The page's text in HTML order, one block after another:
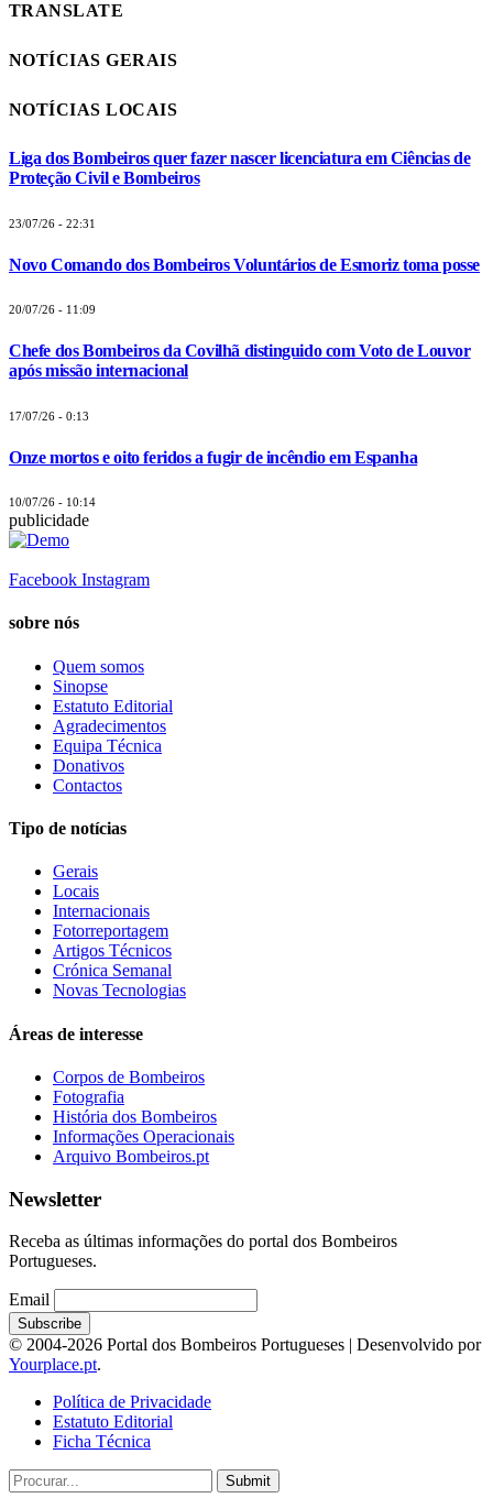
TRANSLATE
NOTÍCIAS GERAIS
NOTÍCIAS LOCAIS
Liga dos Bombeiros quer fazer nascer licenciatura em Ciências de
Proteção Civil e Bombeiros
23/07/26 - 22:31
Novo Comando dos Bombeiros Voluntários de Esmoriz toma posse
20/07/26 - 11:09
Chefe dos Bombeiros da Covilhã distinguido com Voto de Louvor
após missão internacional
17/07/26 - 0:13
Onze mortos e oito feridos a fugir de incêndio em Espanha
10/07/26 - 10:14
publicidade
Facebook Instagram
sobre nós
Quem somos
Sinopse
Estatuto Editorial
Agradecimentos
Equipa Técnica
Donativos
Contactos
Tipo de notícias
Gerais
Locais
Internacionais
Fotorreportagem
Artigos Técnicos
Crónica Semanal
Novas Tecnologias
Áreas de interesse
Corpos de Bombeiros
Fotografia
História dos Bombeiros
Informações Operacionais
Arquivo Bombeiros.pt
Newsletter
Receba as últimas informações do portal dos Bombeiros
Portugueses.
Email
© 2004-2026 Portal dos Bombeiros Portugueses | Desenvolvido por
Yourplace.pt.
Política de Privacidade
Estatuto Editorial
Ficha Técnica
Submit